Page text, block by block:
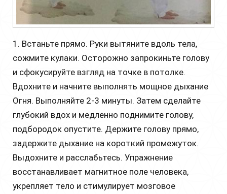
1. Встаньте прямо. Руки вытяните вдоль тела,
сожмите кулаки. Осторожно запрокиньте голову
и сфокусируйте взгляд на точке в потолке.
Вдохните и начните выполнять мощное дыхание
Огня. Выполняйте 2-3 минуты. Затем сделайте
глубокий вдох и медленно поднимите голову,
подбородок опустите. Держите голову прямо,
задержите дыхание на короткий промежуток.
Выдохните и расслабьтесь. Упражнение
восстанавливает магнитное поле человека,
укрепляет тело и стимулирует мозговое